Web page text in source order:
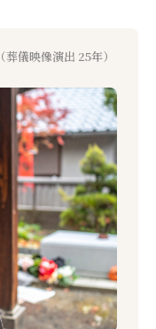
儀映像演出 25年）